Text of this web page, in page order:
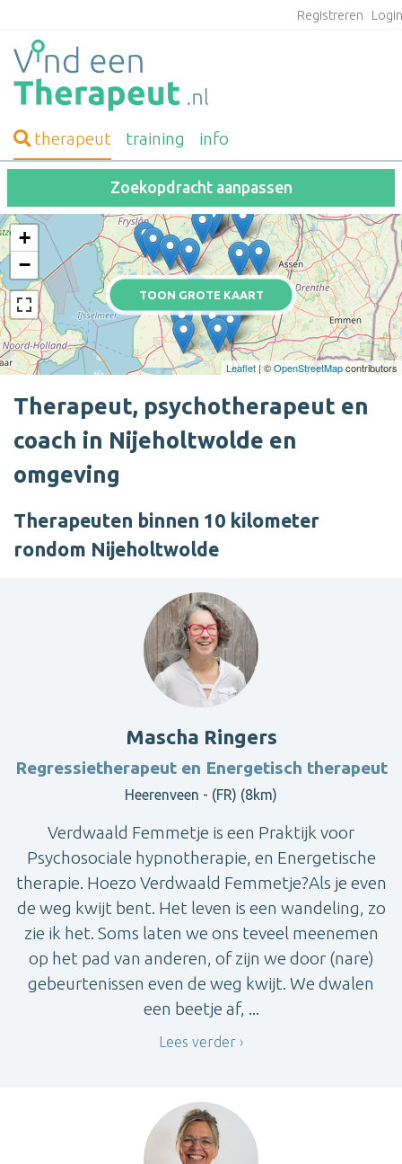
Registreren
therapeut training info
Zoekopdracht aanpassen
TOON GROTE KAART
+
−
Leaflet | ©OpenStreetMapcontributors
Therapeut, psychotherapeut en
coach in Nijeholtwolde en
omgeving
Therapeuten binnen 10 kilometer
rondom Nijeholtwolde
Mascha Ringers
Regressietherapeut en Energetisch therapeut
Heerenveen - (FR) (8km)
Verdwaald Femmetje is een Praktijk voor
Psychosociale hypnotherapie, en Energetische
therapie. Hoezo Verdwaald Femmetje?Als je even
de weg kwijt bent. Het leven is een wandeling, zo
zie ik het. Soms laten we ons teveel meenemen
op het pad van anderen, of zijn we door (nare)
gebeurtenissen even de weg kwijt. We dwalen
een beetje af, ...
Lees verder